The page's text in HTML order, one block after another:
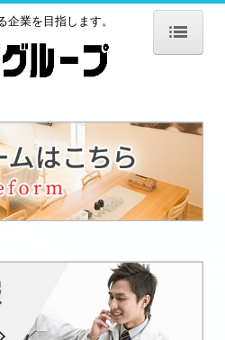
業を目指します。